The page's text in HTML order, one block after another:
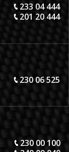
233 04 444
201 20 444
230 06 525
230 00 100